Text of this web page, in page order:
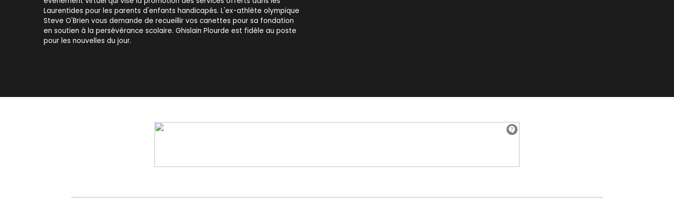
Laurentides pour les parents d'enfants handicapés. L'ex-athlète olympique
Steve O'Brien vous demande de recueillir vos canettes pour sa fondation
en soutien à la persévérance scolaire. Ghislain Plourde est fidèle au poste
pour les nouvelles du jour.